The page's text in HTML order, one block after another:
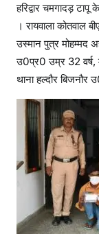
हरिद्वार चमगादड़
। रायवाला कोतवाल
उस्मान पुत्र मोहम्मद
उ0प्र0 उम्र 32 वर्ष,
थाना हल्दौर